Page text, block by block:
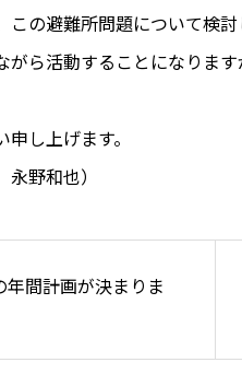
の避難所問題について検討
がら活動することになりま
し上げます。
野和也）
年間計画が決まりま